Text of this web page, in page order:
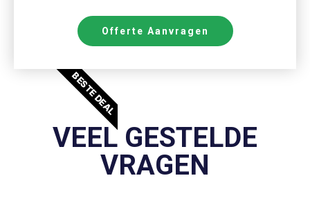
Offerte Aanvragen
BESTE DEAL
VEEL GESTELDE
VRAGEN